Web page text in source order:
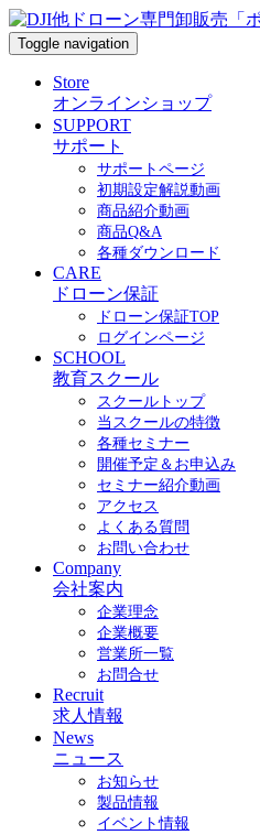
Toggle navigation
Store
オンラインショップ
SUPPORT
サポート
サポートページ
初期設定解説動画
商品紹介動画
商品Q&A
各種ダウンロード
CARE
ドローン保証
ドローン保証TOP
ログインページ
SCHOOL
教育スクール
スクールトップ
当スクールの特徴
各種セミナー
開催予定＆お申込み
セミナー紹介動画
アクセス
よくある質問
お問い合わせ
Company
会社案内
企業理念
企業概要
営業所一覧
お問合せ
Recruit
求人情報
News
ニュース
お知らせ
製品情報
イベント情報